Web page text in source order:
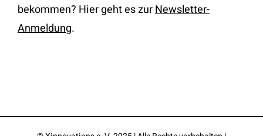
bekommen? Hier geht es zurNewsletter-
Anmeldung.